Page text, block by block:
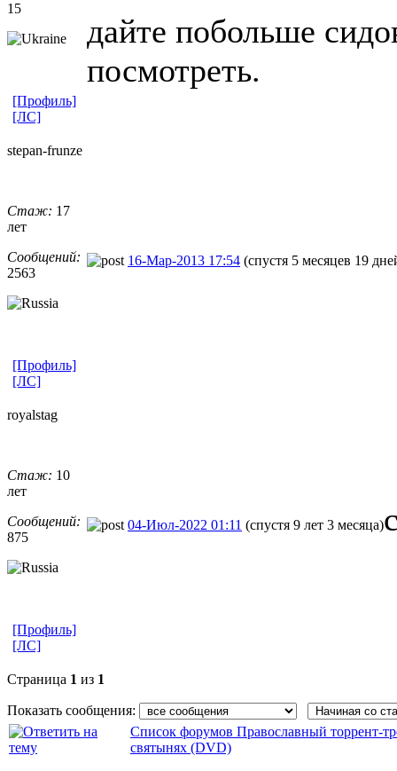
15
дайте побольше
посмотреть.
[Профиль]
[ЛС]
stepan-frunz​e
Стаж: 17
лет
Сообщений:
2563
16-Мар-2013 17:54 (спустя 5 месяцев 19
[Профиль]
[ЛС]
royalstag
Стаж: 10
лет
Сообщений:
875
04-Июл-2022 01:11 (спустя 9 лет 3 месяца)
[Профиль]
[ЛС]
Страница 1 из 1
Показать сообщения:
Список форумов Православный торрент-
святынях (DVD)